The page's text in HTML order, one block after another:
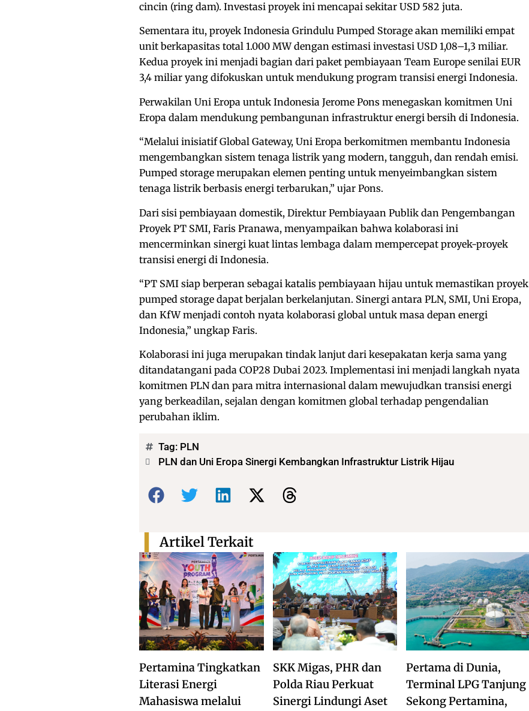
cincin (ring dam). Investasi proyek ini mencapai sekitar USD 582 juta.
Sementara itu, proyek Indonesia Grindulu Pumped Storage akan memiliki empat
unit berkapasitas total 1.000 MW dengan estimasi investasi USD 1,08–1,3 miliar.
Kedua proyek ini menjadi bagian dari paket pembiayaan Team Europe senilai EUR
3,4 miliar yang difokuskan untuk mendukung program transisi energi Indonesia.
Perwakilan Uni Eropa untuk Indonesia Jerome Pons menegaskan komitmen Uni
Eropa dalam mendukung pembangunan infrastruktur energi bersih di Indonesia.
“Melalui inisiatif Global Gateway, Uni Eropa berkomitmen membantu Indonesia
mengembangkan sistem tenaga listrik yang modern, tangguh, dan rendah emisi.
Pumped storage merupakan elemen penting untuk menyeimbangkan sistem
tenaga listrik berbasis energi terbarukan,” ujar Pons.
Dari sisi pembiayaan domestik, Direktur Pembiayaan Publik dan Pengembangan
Proyek PT SMI, Faris Pranawa, menyampaikan bahwa kolaborasi ini
mencerminkan sinergi kuat lintas lembaga dalam mempercepat proyek-proyek
transisi energi di Indonesia.
“PT SMI siap berperan sebagai katalis pembiayaan hijau untuk memastikan proyek
pumped storage dapat berjalan berkelanjutan. Sinergi antara PLN, SMI, Uni Eropa,
dan KfW menjadi contoh nyata kolaborasi global untuk masa depan energi
Indonesia,” ungkap Faris.
Kolaborasi ini juga merupakan tindak lanjut dari kesepakatan kerja sama yang
ditandatangani pada COP28 Dubai 2023. Implementasi ini menjadi langkah nyata
komitmen PLN dan para mitra internasional dalam mewujudkan transisi energi
yang berkeadilan, sejalan dengan komitmen global terhadap pengendalian
perubahan iklim.
Tag: PLN
PLN dan Uni Eropa Sinergi Kembangkan Infrastruktur Listrik Hijau
Bagikan:
Pertamina Tingkatkan
Literasi Energi
Mahasiswa melalui
SKK Migas, PHR dan
Polda Riau Perkuat
Sinergi Lindungi Aset
Pertama di Dunia,
Terminal LPG Tanjung
Sekong Pertamina,
Artikel Terkait